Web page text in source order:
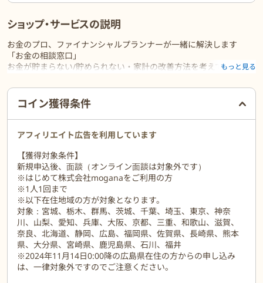
ショップ・サービスの説明
お金のプロ、ファイナンシャルプランナーが一緒に解決します
「お金の相談窓口」
お金が貯まらない/貯められない・家計の改善方法を考えて欲しい
かかるのか不安
そんな悩みをお金のプロに相談しませんか？
「ファイナンシャルプランナー」がお答えします！
もっと見る
ご利用前に必ずお読みください
コイン獲得条件
アフィリエイト広告を利用しています
【獲得対象条件】
新規申込後、面談（オンライン面談は対象外です）
※はじめて株式会社moganaをご利用の方
※1人1回まで
※以下在住地域の方が対象となります。
対象：宮城、栃木、群馬、茨城、千葉、埼玉、東京、神奈
川、山梨、愛知、兵庫、大阪、京都、三重、和歌山、滋賀、
奈良、北海道、静岡、広島、福岡県、佐賀県、長崎県、熊本
県、大分県、宮崎県、鹿児島県、石川、福井
※2024年11月14日0:00降の広島県在住の方からの申し込み
は、一律対象外ですのでご注意ください。